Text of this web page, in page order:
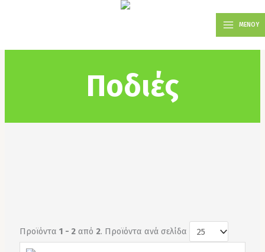
MAIN
MENUΜΕΝΟΥ
Ποδιές
Προϊόντα 1 - 2από 2. Προϊόντα ανά σελίδα